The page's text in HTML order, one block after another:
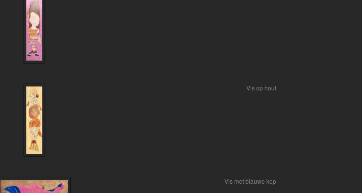
Vis op hout
Vis met blauwe kop